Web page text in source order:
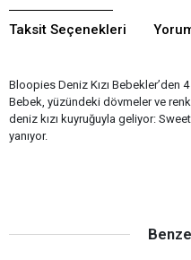
Taksit Seçenekleri
Bloopies Deniz Kızı Bebekler’den
Bebek, yüzündeki dövmeler ve
deniz kızı kuyruğuyla geliyor:
yanıyor.